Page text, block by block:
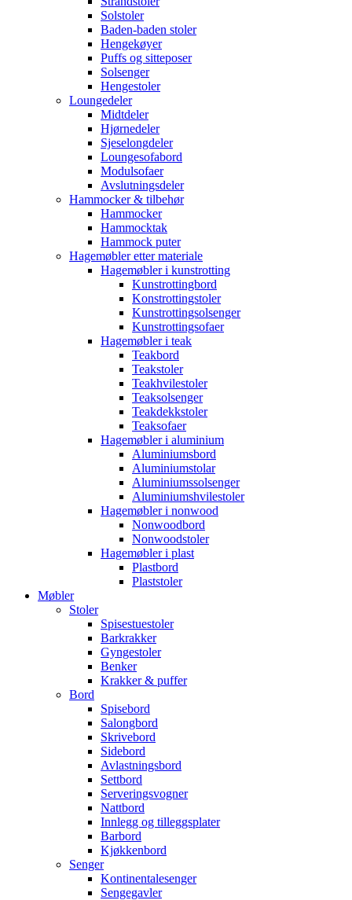
Solstoler
Baden-baden stoler
Hengekøyer
Puffs og sitteposer
Solsenger
Hengestoler
Loungedeler
Midtdeler
Hjørnedeler
Sjeselongdeler
Loungesofabord
Modulsofaer
Avslutningsdeler
Hammocker & tilbehør
Hammocker
Hammocktak
Hammock puter
Hagemøbler etter materiale
Hagemøbler i kunstrotting
Kunstrottingbord
Konstrottingstoler
Kunstrottingsolsenger
Kunstrottingsofaer
Hagemøbler i teak
Teakbord
Teakstoler
Teakhvilestoler
Teaksolsenger
Teakdekkstoler
Teaksofaer
Hagemøbler i aluminium
Aluminiumsbord
Aluminiumstolar
Aluminiumssolsenger
Aluminiumshvilestoler
Hagemøbler i nonwood
Nonwoodbord
Nonwoodstoler
Hagemøbler i plast
Plastbord
Plaststoler
Møbler
Stoler
Spisestuestoler
Barkrakker
Gyngestoler
Benker
Krakker & puffer
Bord
Spisebord
Salongbord
Skrivebord
Sidebord
Avlastningsbord
Settbord
Serveringsvogner
Nattbord
Innlegg og tilleggsplater
Barbord
Kjøkkenbord
Senger
Kontinentalesenger
Sengegavler